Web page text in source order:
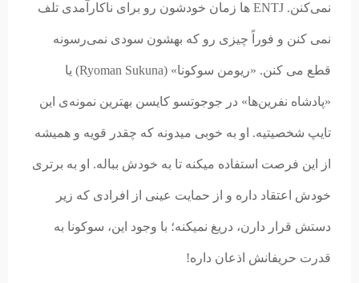
نمی‌کنن. ENTJ ها زمان خودشون رو برای ناکارآمدی تلف
نمی کنن و فوراً چیزی رو که بهشون سودی نمی‌رسونه
قطع می کنن. «ریومن سوکونا» (Ryoman Sukuna) یا
«پادشاه نفرین‌ها» در جوجوتسو کایسن بهترین نمونه‌ی این
تایپ شخصیتیه. او به خوبی میدونه که چقدر قویه و همیشه
از این فرصت استفاده میکنه تا به خودش بباله. او به برتری
خودش اعتقاد داره و از حمایت عینی از افرادی که زیر
دستش قرار دارن، دریغ نمیکنه؛ با وجود این، سوکونا به
قدرت حریفانش اذعان داره!